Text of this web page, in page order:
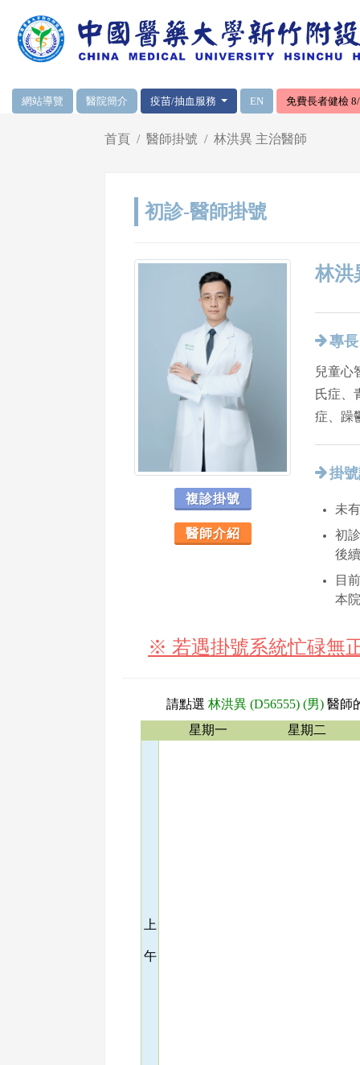
網頁頂端重要消息及連結
網站導覽 醫院簡介 疫苗/抽血服務 EN 免費長者健檢
首頁 醫師掛號 林洪異 主治醫師
初診-醫師掛號
複診掛號
醫師介紹
林洪
專長
兒童心
氏症、
症、躁
掛
未
初
後
目
本
※ 若遇掛號系統忙碌無
請點選 林洪異 (D56555) (男) 醫師